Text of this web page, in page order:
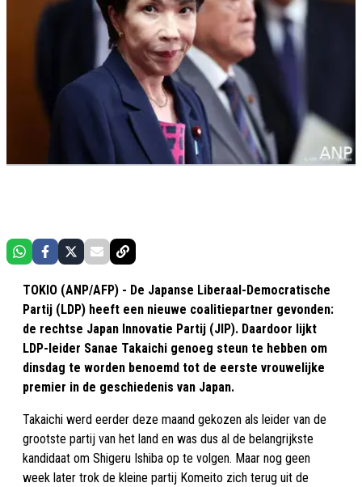
TOKIO (ANP/AFP) - De Japanse Liberaal-Democratische
Partij (LDP) heeft een nieuwe coalitiepartner gevonden:
de rechtse Japan Innovatie Partij (JIP). Daardoor lijkt
LDP-leider Sanae Takaichi genoeg steun te hebben om
dinsdag te worden benoemd tot de eerste vrouwelijke
premier in de geschiedenis van Japan.
Takaichi werd eerder deze maand gekozen als leider van de
grootste partij van het land en was dus al de belangrijkste
kandidaat om Shigeru Ishiba op te volgen. Maar nog geen
week later trok de kleine partij Komeito zich terug uit de